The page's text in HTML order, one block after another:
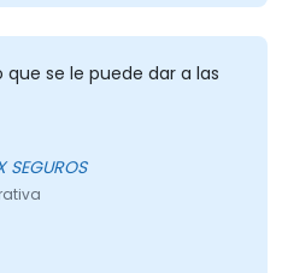
se le puede dar a las
- GMX SEGUROS